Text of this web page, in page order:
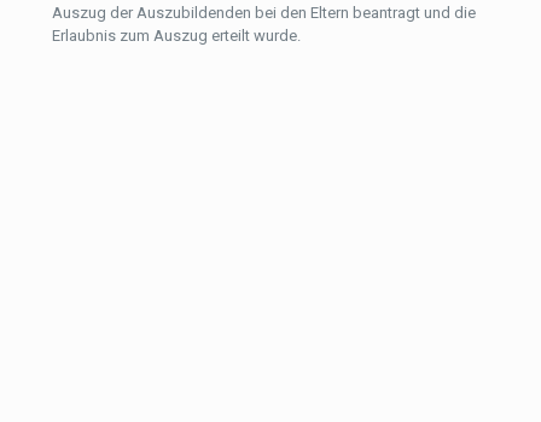
Auszug der Auszubildenden bei den Eltern beantragt und die
Erlaubnis zum Auszug erteilt wurde.